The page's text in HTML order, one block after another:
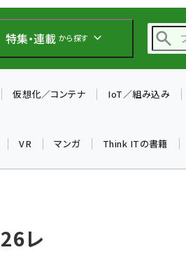
特集・連載 から探す
仮想化／コンテナ IoT／組み込み
VR マンガ Think ITの書籍
レ